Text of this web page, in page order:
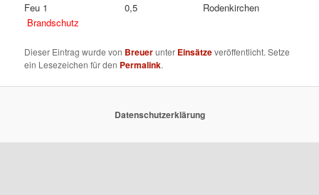
Feu 1 0,5 Rodenkirchen
Brandschutz
Dieser Eintrag wurde von Breuerunter Einsätzeveröffentlicht. Setze
ein Lesezeichen für den Permalink.
Datenschutzerklärung